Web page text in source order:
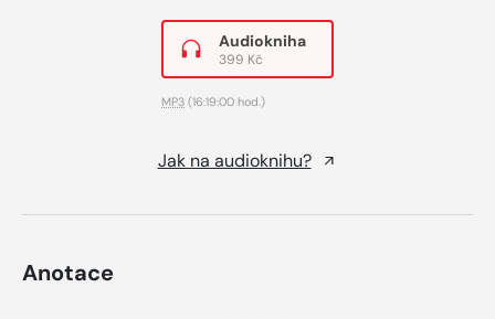
Audiokniha
399 Kč
MP3 (16:19:00 hod.)
Jak na audioknihu?
Anotace